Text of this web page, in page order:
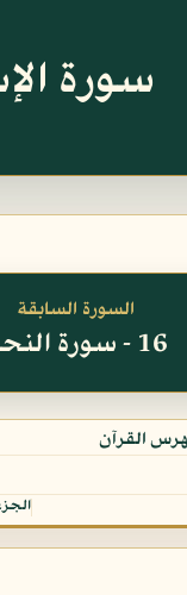
سورة الإسراء -
السورة السابقة
16 - سورة النحل
القرآن
الجزء